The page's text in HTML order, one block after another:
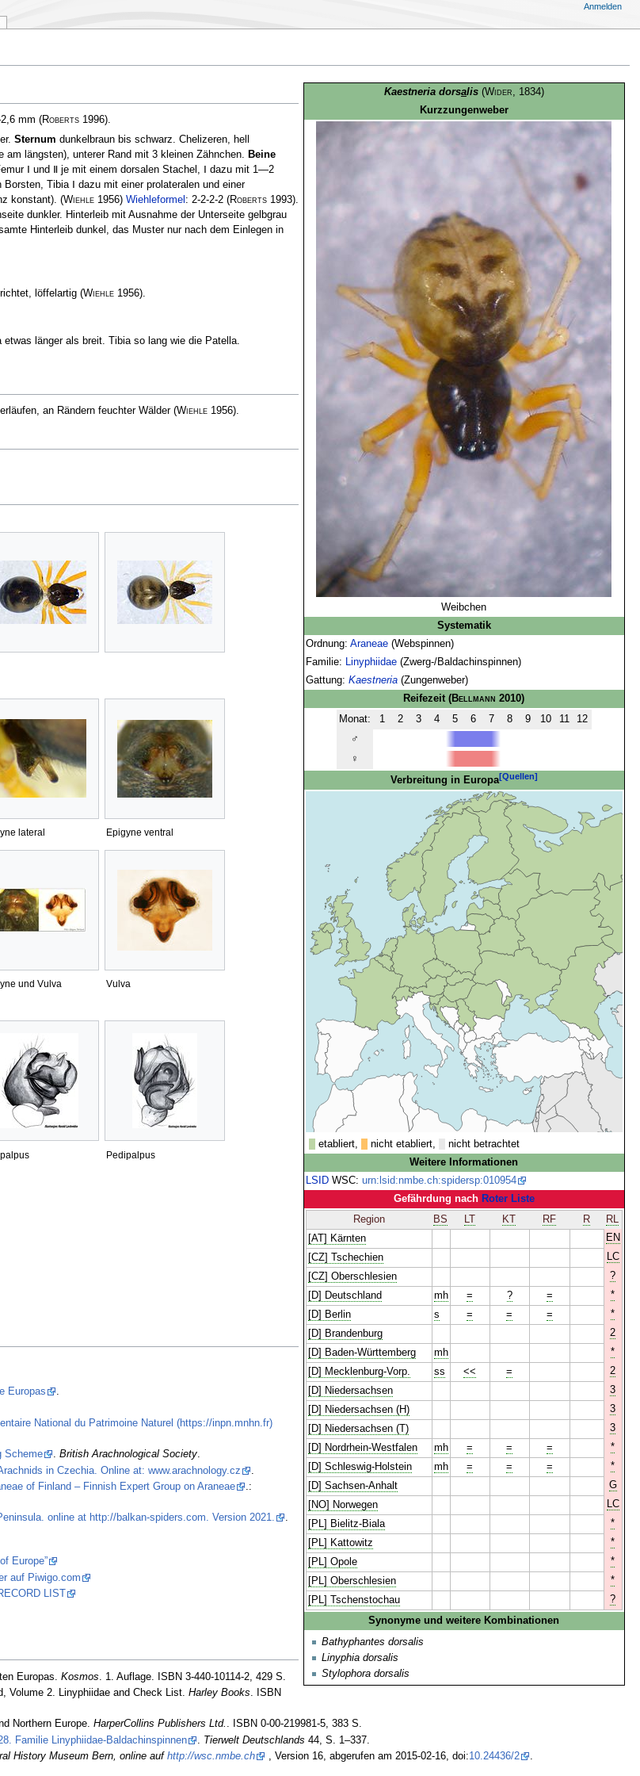
Kaestneria dorsalis (Wider, 1834)
Kurzzungenweber
Weibchen
Systematik
Ordnung: Araneae(Webspinnen)
Familie: Linyphiidae(Zwerg-/Baldachinspinnen)
Gattung: Kaestneria(Zungenweber)
Reifezeit(Bellmann 2010)
Monat:
1 2 3 4 5 6 7 8 9 10 11
12
♂
♀
Verbreitung in Europa[Quellen]
etabliert, nicht etabliert,
nicht betrachtet
Weitere Informationen
LSIDWSC: urn:lsid:nmbe.ch:spidersp:010954
Gefährdung nach Roter Liste
Region
BS LT KT RF R
RL
[AT] Kärnten
EN
[CZ] Tschechien
LC
[CZ] Oberschlesien
?
[D] Deutschland
mh = ? =
*
[D] Berlin
s = = =
*
[D] Brandenburg
2
[D] Baden-Württemberg
mh
*
[D] Mecklenburg-Vorp.
ss << =
2
[D] Niedersachsen
3
[D] Niedersachsen (H)
3
[D] Niedersachsen (T)
3
[D] Nordrhein-Westfalen
mh = = =
*
[D] Schleswig-Holstein
mh = = =
*
[D] Sachsen-Anhalt
G
[NO] Norwegen
LC
[PL] Bielitz-Biala
*
[PL] Kattowitz
*
[PL] Opole
*
[PL] Oberschlesien
*
[PL] Tschenstochau
?
Synonyme und weitere Kombinationen
Bathyphantes dorsalis
Linyphia dorsalis
Stylophora dorsalis
mm (Roberts1996).
Sternum dunkelbraun bis schwarz. Chelizeren, hell
am längsten), unterer Rand mit 3 kleinen Zähnchen. Beine
Ⅰ und Ⅱ je mit einem dorsalen Stachel, Ⅰ dazu mit 1—2
Tibia Ⅰ dazu mit einer prolateralen und einer
konstant). (Wiehle1956) Wiehleformel : 2-2-2-2 (Roberts1993).
dunkler. Hinterleib mit Ausnahme der Unterseite gelbgrau
Hinterleib dunkel, das Muster nur nach dem Einlegen in
löffelartig (Wiehle1956).
länger als breit. Tibia so lang wie die Patella.
an Rändern feuchter Wälder (Wiehle1956).
lateral Epigyne ventral
und Vulva Vulva
Pedipalpus
Europas
National du Patrimoine Naturel (https://inpn.mnhn.fr)
Scheme . British Arachnological Society.
in Czechia. Online at: www.arachnology.cz
of Finland – Finnish Expert Group on Araneae
.:
online at http://balkan-spiders.com. Version 2021. .
Europe”
auf Piwigo.com
LIST
Europas. Kosmos . 1. Auflage. ISBN 3-440-10114-2, 429 S.
Volume 2. Linyphiidae and Check List. Harley Books. ISBN
Northern Europe. HarperCollins Publishers Ltd. . ISBN 0-00-219981-5, 383 S.
Familie Linyphiidae-Baldachinspinnen Tierwelt Deutschlands 44, S. 1–337.
History Museum Bern, online auf http://wsc.nmbe.ch , Version 16, abgerufen am 2015-02-16, doi:10.24436/2 .
Anmelden